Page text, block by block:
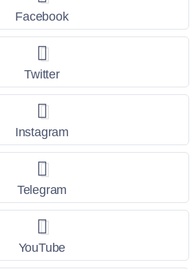
Facebook
Twitter
Instagram
Telegram
YouTube